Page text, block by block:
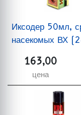
Иксодер 50мл,
насекомых ВХ
163,00
цена